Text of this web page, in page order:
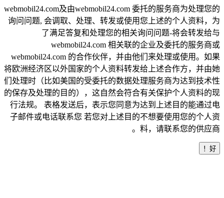
webmobil24.com及由webmobil24.com 委托的服务商为处理您的
询问问题, 会调取、处理、转发或使用您上述的个人资料，为
了满足答复和处理您的相关询问问题-将会转发给与
webmobil24.com 相关联的企业及委托的服务商或
webmobil24.com 的合作伙伴，并由他们来处理或使用。如果
将欧洲经济区以外国家的个人资料转发给上述合作方，并由她
们处理时（比如美国的受委托的数据处理服务商为达到技术性
的保存及处理的目的），这自然会符合有关保护个人资料的现
行法规。 表格发送后，表示您同意为达到上述目的能通过电
子邮件或电话联系您 若您对上述目的不想要使用您的个人资
料，请联系您的供应商。
好！